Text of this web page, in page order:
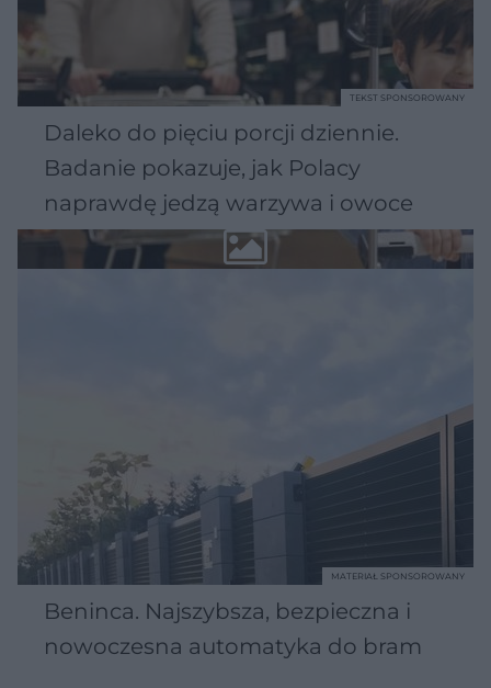
Daleko do pięciu porcji dziennie.
Badanie pokazuje, jak Polacy
naprawdę jedzą warzywa i owoce
TEKST SPONSOROWANY
Beninca. Najszybsza, bezpieczna i
nowoczesna automatyka do bram
MATERIAŁ SPONSOROWANY